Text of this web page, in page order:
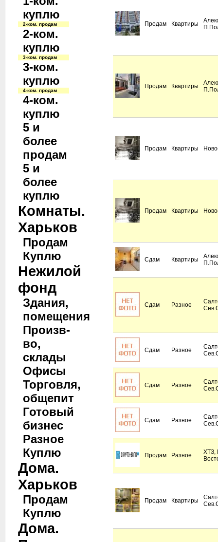
куплю
2-ком. продам
2-ком.
куплю
3-ком. продам
3-ком.
куплю
4-ком. продам
4-ком.
куплю
5 и
более
продам
5 и
более
куплю
Комнаты.
Харьков
Продам
Куплю
Нежилой
фонд
Здания,
помещения
Произв-
во,
склады
Офисы
Торговля,
общепит
Готовый
бизнес
Разное
Куплю
Дома.
Харьков
Продам
Куплю
Дома.
Продам Квартиры
Продам Квартиры
Продам Квартиры
Продам Квартиры
Сдам Квартиры
Сдам Разное
Сдам Разное
Сдам Разное
Сдам Разное
Продам Разное
ХТЗ,
Продам Квартиры